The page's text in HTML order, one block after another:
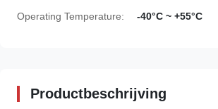
Operating Temperature: -40°C ~ +55°C
Productbeschrijving